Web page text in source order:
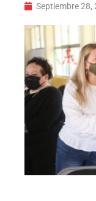
Septiembre 28,